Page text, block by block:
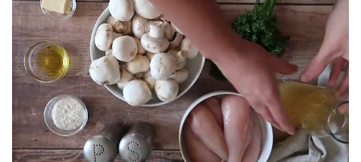
L'actu cuisine
Connexion